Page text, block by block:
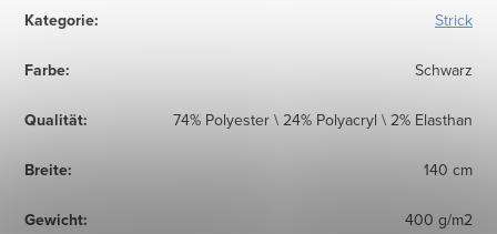
Kategorie: Strick
Farbe: Schwarz
Qualität: 74% Polyester \ 24% Polyacryl \ 2% Elasthan
Breite: 140 cm
Gewicht: 400 g/m2